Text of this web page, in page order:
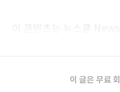
이 콘텐츠는 뉴스쿨
이 글은 무료